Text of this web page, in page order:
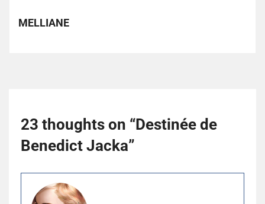
MELLIANE
23 thoughts on “Destinée de
Benedict Jacka”